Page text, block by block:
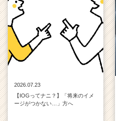
2026.07.23
【IOGってナニ？】「将来のイメ
ージがつかない…」方へ